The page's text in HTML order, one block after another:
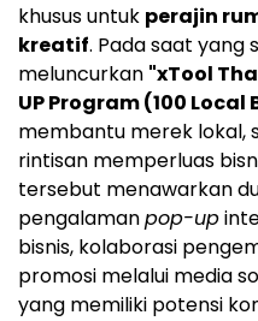
khusus untuk perajin
kreatif. Pada saat yang
meluncurkan "xTool
UP Program (100
membantu merek lokal,
rintisan memperluas
tersebut menawarkan
pengalamanpop-up
bisnis, kolaborasi
promosi melalui media
yang memiliki potensi